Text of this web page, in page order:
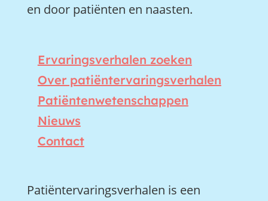
en door patiënten en naasten.
Ervaringsverhalen zoeken
Over patiëntervaringsverhalen
Patiëntenwetenschappen
Nieuws
Contact
Patiëntervaringsverhalen is een